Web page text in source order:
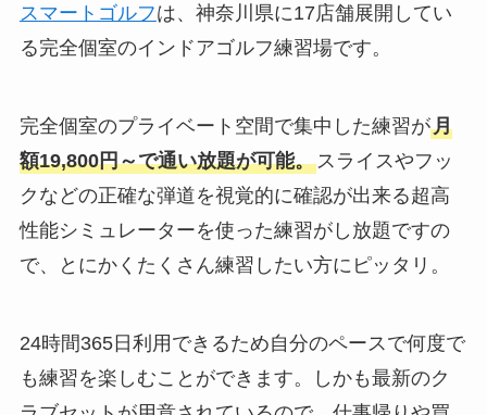
スマートゴルフは、神奈川県に17店舗展開してい
る完全個室のインドアゴルフ練習場です。
完全個室のプライベート空間で集中した練習が月
額19,800円～で通い放題が可能。スライスやフッ
クなどの正確な弾道を視覚的に確認が出来る超高
性能シミュレーターを使った練習がし放題ですの
で、とにかくたくさん練習したい方にピッタリ。
24時間365日利用できるため自分のペースで何度で
も練習を楽しむことができます。しかも最新のク